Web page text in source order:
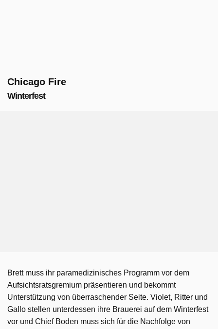
Chicago Fire
Winterfest
Brett muss ihr paramedizinisches Programm vor dem
Aufsichtsratsgremium präsentieren und bekommt
Unterstützung von überraschender Seite. Violet, Ritter und
Gallo stellen unterdessen ihre Brauerei auf dem Winterfest
vor und Chief Boden muss sich für die Nachfolge von